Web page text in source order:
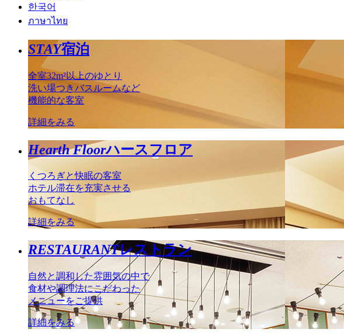
한국어
ภาษาไทย
STAY宿泊
全室32m²以上のゆとり
洗い場つきバスルームなど
機能的な客室
詳細をみる
Hearth Floorハースフロア
くつろぎと快眠の客室
ホテル滞在を充実させる
おもてなし
詳細をみる
RESTAURANTレストラン
自然と調和した雰囲気の中で
食材や調理法にこだわった
メニューをご提供
詳細をみる